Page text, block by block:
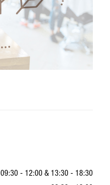
09:30 - 12:00 & 13:30 - 18:30